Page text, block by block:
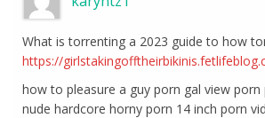
What is torrenting a 2023 guide to how
https://
how to pleasure a guy porn gal view
nude hardcore horny porn 14 inch porn